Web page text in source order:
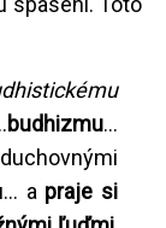
budhizmu...
a praje si